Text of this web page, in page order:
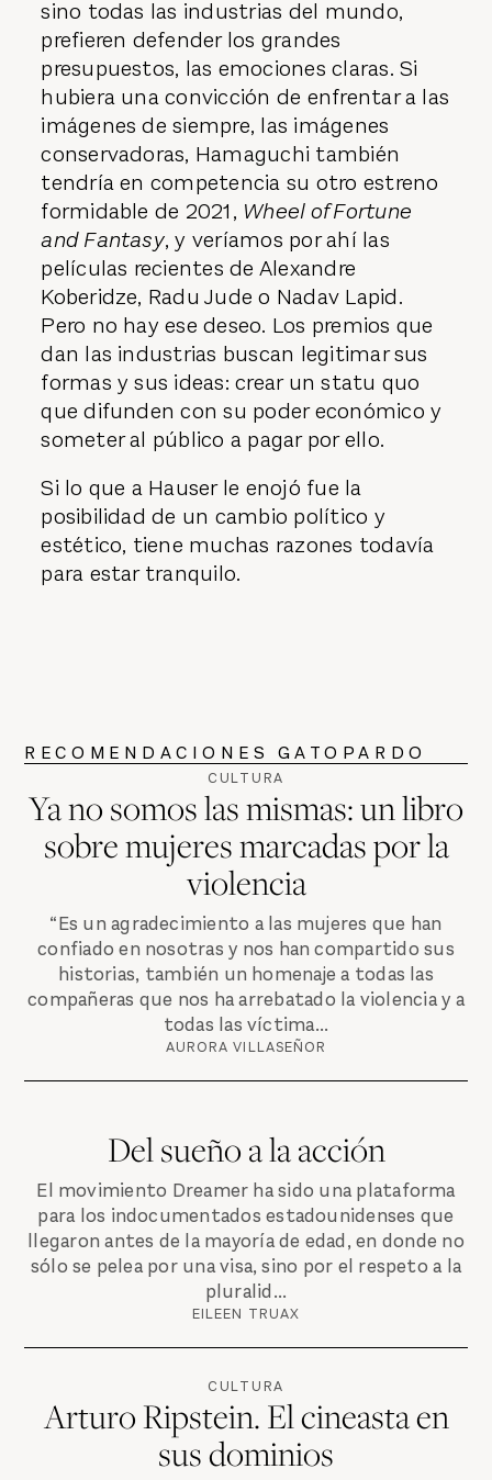
sino todas las industrias del mundo,
prefieren defender los grandes
presupuestos, las emociones claras. Si
hubiera una convicción de enfrentar a las
imágenes de siempre, las imágenes
conservadoras, Hamaguchi también
tendría en competencia su otro estreno
formidable de 2021, Wheel of Fortune
and Fantasy, y veríamos por ahí las
películas recientes de Alexandre
Koberidze, Radu Jude o Nadav Lapid.
Pero no hay ese deseo. Los premios que
dan las industrias buscan legitimar sus
formas y sus ideas: crear un statu quo
que difunden con su poder económico y
someter al público a pagar por ello.
Si lo que a Hauser le enojó fue la
posibilidad de un cambio político y
estético, tiene muchas razones todavía
para estar tranquilo.
RECOMENDACIONES GATOPARDO
CULTURA
Ya no somos las mismas: un libro
sobre mujeres marcadas por la
violencia
“Es un agradecimiento a las mujeres que han
confiado en nosotras y nos han compartido sus
historias, también un homenaje a todas las
compañeras que nos ha arrebatado la violencia y a
todas las víctima...
AURORA VILLASEÑOR
Del sueño a la acción
El movimiento Dreamer ha sido una plataforma
para los indocumentados estadounidenses que
llegaron antes de la mayoría de edad, en donde no
sólo se pelea por una visa, sino por el respeto a la
pluralid...
EILEEN TRUAX
CULTURA
Arturo Ripstein. El cineasta en
sus dominios